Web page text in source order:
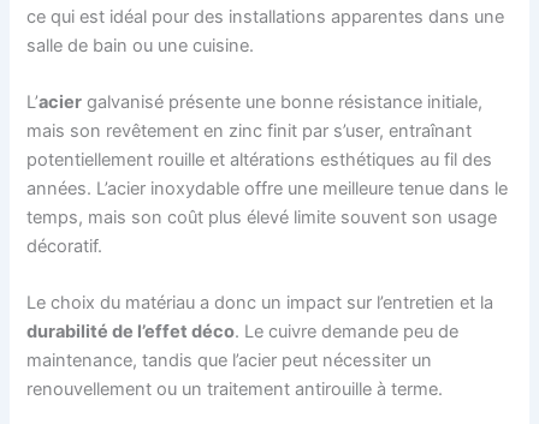
ce qui est idéal pour des installations apparentes dans une
salle de bain ou une cuisine.
L’acier galvanisé présente une bonne résistance initiale,
mais son revêtement en zinc finit par s’user, entraînant
potentiellement rouille et altérations esthétiques au fil des
années. L’acier inoxydable offre une meilleure tenue dans le
temps, mais son coût plus élevé limite souvent son usage
décoratif.
Le choix du matériau a donc un impact sur l’entretien et la
durabilité de l’effet déco. Le cuivre demande peu de
maintenance, tandis que l’acier peut nécessiter un
renouvellement ou un traitement antirouille à terme.